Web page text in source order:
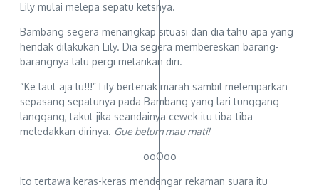
Lily mulai melepa sepatu ketsnya.
Bambang segera menangkap situasi dan dia tahu apa yang
hendak dilakukan Lily. Dia segera membereskan barang-
barangnya lalu pergi melarikan diri.
“Ke laut aja lu!!!” Lily berteriak marah sambil melemparkan
sepasang sepatunya pada Bambang yang lari tunggang
langgang, takut jika seandainya cewek itu tiba-tiba
meledakkan dirinya. Gue belum mau mati!
ooOoo
Ito tertawa keras-keras mendengar rekaman suara itu